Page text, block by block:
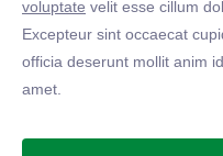
voluptate velit esse cillum
Excepteur sint occaecat
officia deserunt mollit anim
amet.